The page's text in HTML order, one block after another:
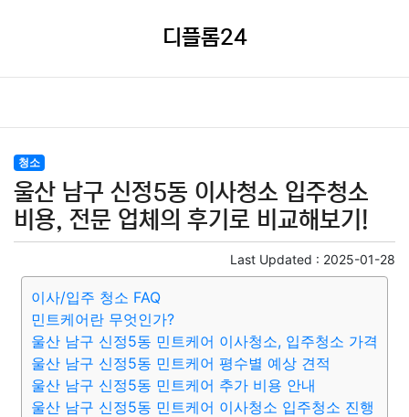
디플롬24
청소
울산 남구 신정5동 이사청소 입주청소
비용, 전문 업체의 후기로 비교해보기!
Last Updated : 2025-01-28
이사/입주 청소 FAQ
민트케어란 무엇인가?
울산 남구 신정5동 민트케어 이사청소, 입주청소 가격
울산 남구 신정5동 민트케어 평수별 예상 견적
울산 남구 신정5동 민트케어 추가 비용 안내
울산 남구 신정5동 민트케어 이사청소 입주청소 진행